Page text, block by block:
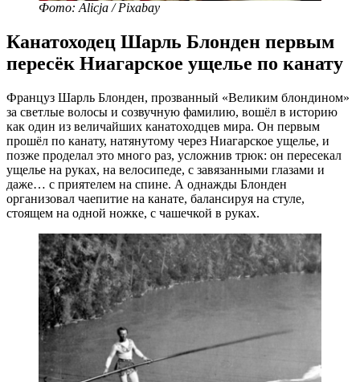
Фото: Alicja / Pixabay
Канатоходец Шарль Блонден первым
пересёк Ниагарское ущелье по канату
Француз Шарль Блонден, прозванный «Великим блондином»
за светлые волосы и созвучную фамилию, вошёл в историю
как один из величайших канатоходцев мира. Он первым
прошёл по канату, натянутому через Ниагарское ущелье, и
позже проделал это много раз, усложнив трюк: он пересекал
ущелье на руках, на велосипеде, с завязанными глазами и
даже… с приятелем на спине. А однажды Блонден
организовал чаепитие на канате, балансируя на стуле,
стоящем на одной ножке, с чашечкой в руках.